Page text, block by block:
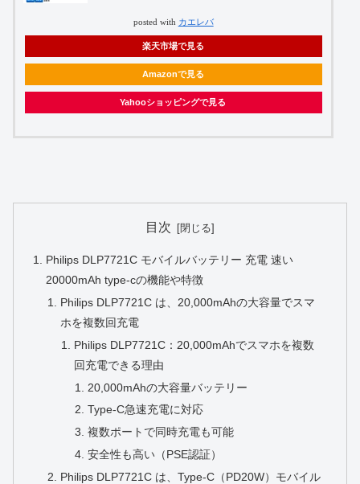
posted with カエレバ
楽天市場で見る
Amazonで見る
Yahooショッピングで見る
目次
Philips DLP7721C モバイルバッテリー 充電 速い
20000mAh type-cの機能や特徴
Philips DLP7721C は、20,000mAhの大容量でスマ
ホを複数回充電
Philips DLP7721C：20,000mAhでスマホを複数
回充電できる理由
20,000mAhの大容量バッテリー
Type‑C急速充電に対応
複数ポートで同時充電も可能
安全性も高い（PSE認証）
Philips DLP7721C は、Type‑C（PD20W）モバイル